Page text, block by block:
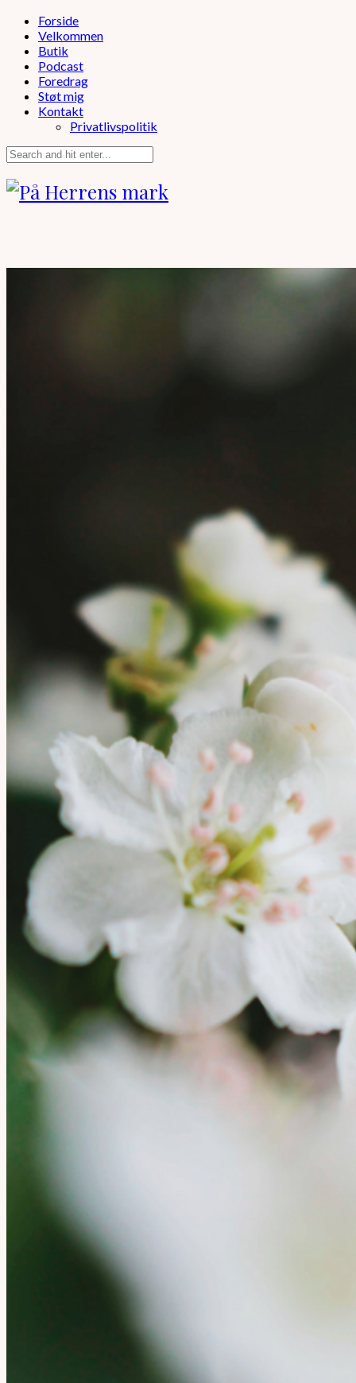
Forside
Velkommen
Butik
Podcast
Foredrag
Støt mig
Kontakt
Privatlivspolitik